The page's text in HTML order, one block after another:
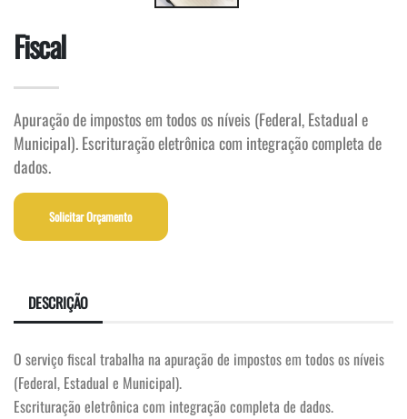
Fiscal
Apuração de impostos em todos os níveis (Federal, Estadual e
Municipal). Escrituração eletrônica com integração completa de
dados.
Solicitar Orçamento
DESCRIÇÃO
O serviço fiscal trabalha na apuração de impostos em todos os níveis
(Federal, Estadual e Municipal).
Escrituração eletrônica com integração completa de dados.